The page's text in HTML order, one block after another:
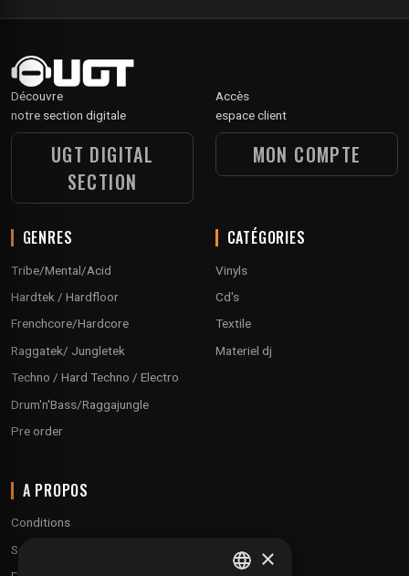
Découvre
notre section digitale
UGT DIGITAL
SECTION
Accès
espace client
MON COMPTE
GENRES
Tribe/Mental/Acid
Hardtek / Hardfloor
Frenchcore/Hardcore
Raggatek/ Jungletek
Techno / Hard Techno / Electro
Drum'n'Bass/Raggajungle
Pre order
CATÉGORIES
Vinyls
Cd's
Textile
Materiel dj
A PROPOS
Conditions
Service client
×